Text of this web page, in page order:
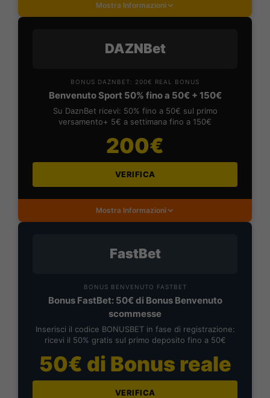
Mostra Informazioni
DAZNBet
BONUS DAZNBET: 200€ REAL BONUS
Benvenuto Sport 50% fino a 50€ + 150€
Su DaznBet ricevi: 50% fino a 50€ sul primo
versamento+ 5€ a settimana fino a 150€
200€
VERIFICA
Mostra Informazioni
FastBet
BONUS BENVENUTO FASTBET
Bonus FastBet: 50€ di Bonus Benvenuto
scommesse
Inserisci il codice BONUSBET in fase di registrazione:
ricevi il 50% gratis sul primo deposito fino a 50€
50€ di Bonus reale
VERIFICA